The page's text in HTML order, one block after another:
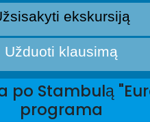
ekskursiją
Užduoti klausimą
po Stambulą
programa